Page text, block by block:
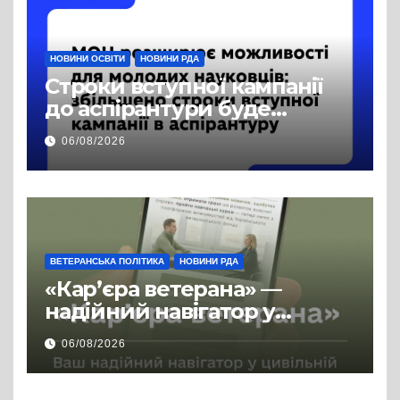
НОВИНИ ОСВІТИ НОВИНИ РДА
Строки вступної кампанії
до аспірантури буде
продовжено
06/08/2026
ВЕТЕРАНСЬКА ПОЛІТИКА НОВИНИ РДА
«Кар’єра ветерана» —
надійний навігатор у
цивільній професії
06/08/2026